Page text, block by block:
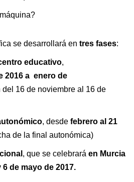
se desarrollará en tres fases:
educativo,
2016 a enero de
16 de noviembre al 16 de
, desde febrero al 21
de la final autonómica)
, que se celebrará en Murcia
de mayo de 2017.